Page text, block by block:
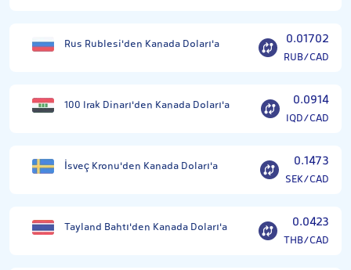
Rus Rublesi'den Kanada Doları'a 0.01702
RUB/CAD
100 Irak Dinarı'den Kanada Doları'a 0.0914
IQD/CAD
İsveç Kronu'den Kanada Doları'a 0.1473
SEK/CAD
Tayland Bahtı'den Kanada Doları'a 0.0423
THB/CAD